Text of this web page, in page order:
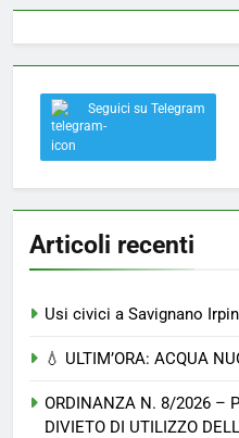
Seguici su Telegram
Articoli recenti
Usi civici a Savignano
💧 ULTIM’ORA: ACQUA
ORDINANZA N. 8/2026 –
DIVIETO DI UTILIZZO